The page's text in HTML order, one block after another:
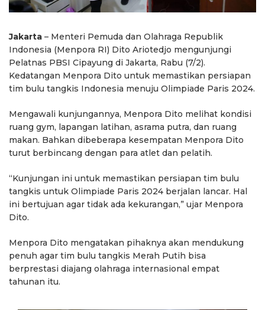
Jakarta – Menteri Pemuda dan Olahraga Republik
Indonesia (Menpora RI) Dito Ariotedjo mengunjungi
Pelatnas PBSI Cipayung di Jakarta, Rabu (7/2).
Kedatangan Menpora Dito untuk memastikan persiapan
tim bulu tangkis Indonesia menuju Olimpiade Paris 2024.
Mengawali kunjungannya, Menpora Dito melihat kondisi
ruang gym, lapangan latihan, asrama putra, dan ruang
makan. Bahkan dibeberapa kesempatan Menpora Dito
turut berbincang dengan para atlet dan pelatih.
“Kunjungan ini untuk memastikan persiapan tim bulu
tangkis untuk Olimpiade Paris 2024 berjalan lancar. Hal
ini bertujuan agar tidak ada kekurangan,” ujar Menpora
Dito.
Menpora Dito mengatakan pihaknya akan mendukung
penuh agar tim bulu tangkis Merah Putih bisa
berprestasi diajang olahraga internasional empat
tahunan itu.